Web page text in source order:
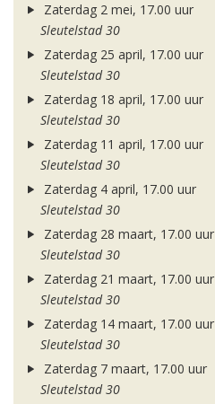
Zaterdag 2 mei, 17.00 uur
Sleutelstad 30
Zaterdag 25 april, 17.00 uur
Sleutelstad 30
Zaterdag 18 april, 17.00 uur
Sleutelstad 30
Zaterdag 11 april, 17.00 uur
Sleutelstad 30
Zaterdag 4 april, 17.00 uur
Sleutelstad 30
Zaterdag 28 maart, 17.00 uur
Sleutelstad 30
Zaterdag 21 maart, 17.00 uur
Sleutelstad 30
Zaterdag 14 maart, 17.00 uur
Sleutelstad 30
Zaterdag 7 maart, 17.00 uur
Sleutelstad 30